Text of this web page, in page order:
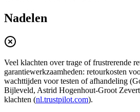
Nadelen
Veel klachten over trage of frustrerende
garantiewerkzaamheden: retourkosten
wachttijden voor testen of afhandeling
Bijleveld, Astrid Hogenhout‑Groot
klachten (nl.trustpilot.com).